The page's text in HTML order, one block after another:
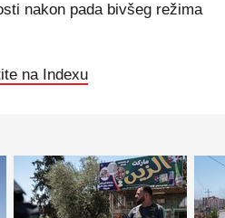
nakon pada bivšeg režima
na Indexu